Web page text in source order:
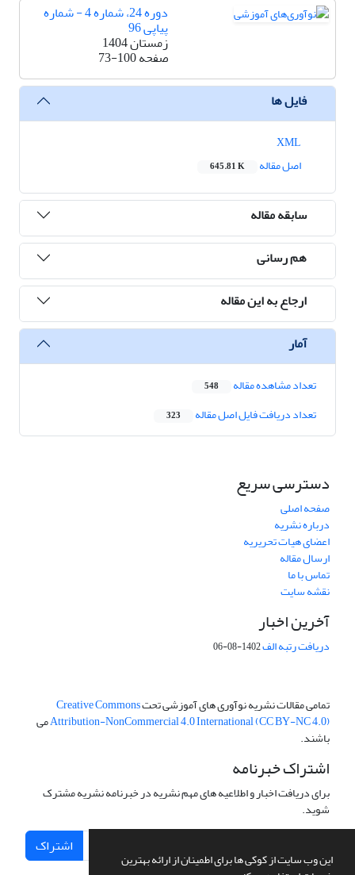
این وب سایت از کوکی ها برای اطمینان از ارائه بهترین
دوره 24، شماره 4 - شماره
پیاپی 96
زمستان 1404
صفحه73-100
فایل ها
اصل مقاله
645.81 K
سابقه مقاله
هم رسانی
ارجاع به این مقاله
آمار
تعداد مشاهده مقاله 548
تعداد دریافت فایل اصل مقاله 323
دسترسی سریع
صفحه اصلی
درباره نشریه
اعضای هیات تحریریه
ارسال مقاله
تماس با ما
نقشه سایت
آخرین اخبار
دریافت رتبه الف1402-08-06
تمامی مقالات نشریه نوآوری های آموزشی تحتCreative Commons
Attribution-NonCommercial 4.0 International (CC BY-NC 4.0)می
باشند.
اشتراک خبرنامه
برای دریافت اخبار و اطلاعیه های مهم نشریه در خبرنامه نشریه مشترک
شوید.
اشتراک